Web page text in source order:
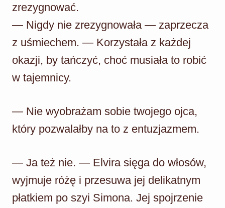
zrezygnować.
— Nigdy nie zrezygnowała — zaprzecza
z uśmiechem. — Korzystała z każdej
okazji, by tańczyć, choć musiała to robić
w tajemnicy.
— Nie wyobrażam sobie twojego ojca,
który pozwalałby na to z entuzjazmem.
— Ja też nie. — Elvira sięga do włosów,
wyjmuje różę i przesuwa jej delikatnym
płatkiem po szyi Simona. Jej spojrzenie